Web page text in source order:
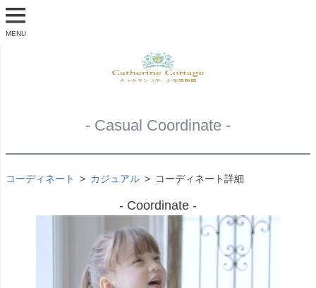
MENU
- Casual Coordinate -
コーディネート カジュアル コーディネート詳細
- Coordinate -